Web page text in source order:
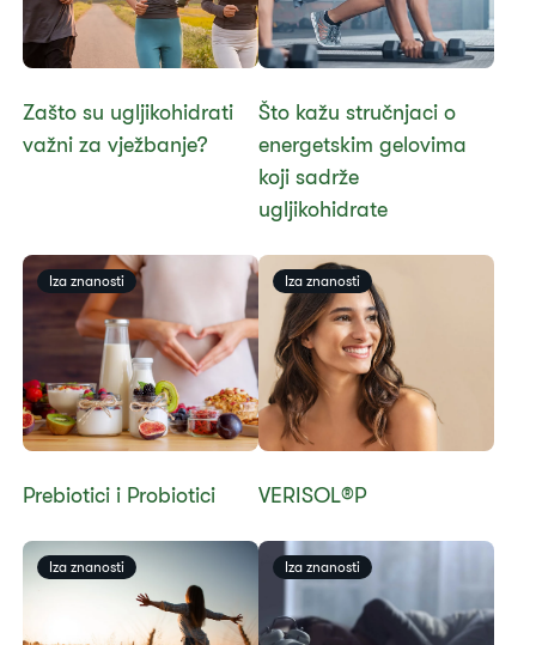
Zašto su ugljikohidrati
važni za vježbanje?
Što kažu stručnjaci o
energetskim gelovima
koji sadrže
ugljikohidrate
​​Iza znanosti​
​​Prebiotici i Probiotici​
​​Iza znanosti​
​​​​​VERISOL®P
​​Iza znanosti​ ​​Iza znanosti​